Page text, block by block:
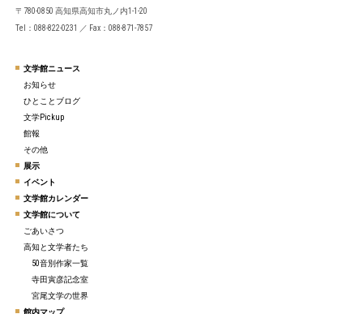
〒780-0850 高知県高知市丸ノ内1-1-20
Tel：088-822-0231 ／ Fax：088-871-7857
文学館ニュース
お知らせ
ひとことブログ
文学Pickup
館報
その他
展示
イベント
文学館カレンダー
文学館について
ごあいさつ
高知と文学者たち
50音別作家一覧
寺田寅彦記念室
宮尾文学の世界
館内マップ